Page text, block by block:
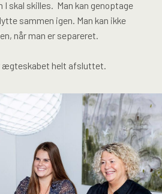
skal skilles. Man kan genoptage
sammen igen. Man kan ikke
når man er separeret.
ægteskabet helt afsluttet.